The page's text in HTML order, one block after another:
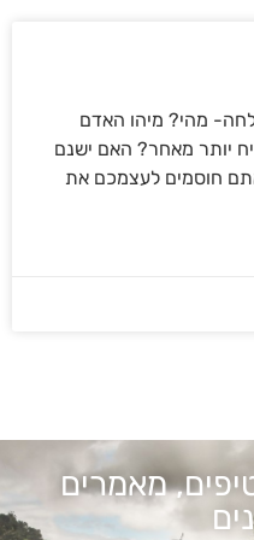
מהי? מיהו האדם
יותר מאחר? האם ישנם
חוסמים לעצמכם את
מאמרים